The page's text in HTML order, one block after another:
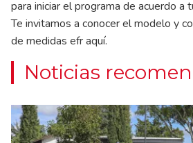
para iniciar el programa de acuerdo a
Te invitamos a conocer el modelo y
de medidas efr aquí.
Noticias